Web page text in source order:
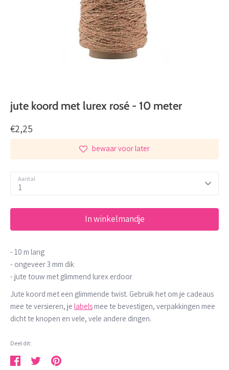
jute koord met lurex rosé - 10 meter
€2,25
bewaar voor later
Aantal
1
In winkelmandje
- 10 m lang
- ongeveer 3 mm dik
- jute touw met glimmend lurex erdoor
Jute koord met een glimmende twist. Gebruik het om je cadeaus
mee te versieren, je labels mee te bevestigen, verpakkingen mee
dicht te knopen en vele, vele andere dingen.
Deel dit: